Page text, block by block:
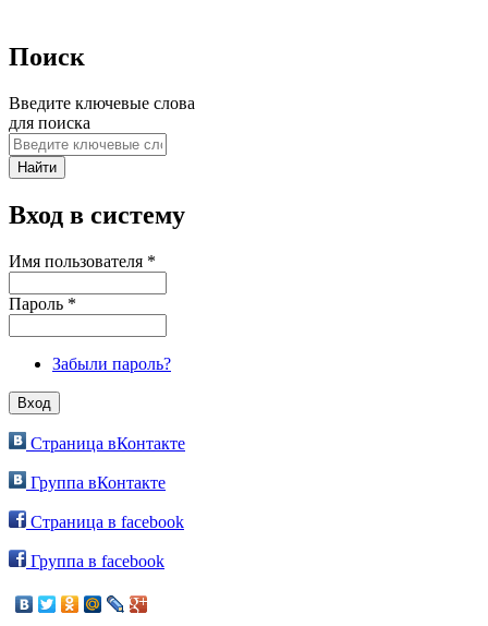
Поиск
Введите ключевые слова
для поиска
Вход в систему
Имя пользователя *
Пароль *
Забыли пароль?
Страница вКонтакте
Группа вКонтакте
Страница в facebook
Группа в facebook